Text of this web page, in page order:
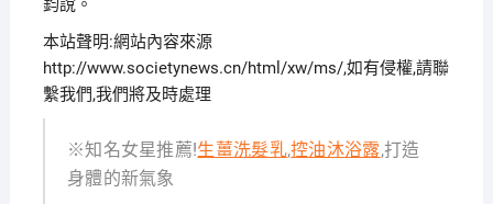
鈞說。
本站聲明:網站內容來源
http://www.societynews.cn/html/xw/ms/,如有侵權,請聯
繫我們,我們將及時處理
※知名女星推薦!生薑洗髮乳,控油沐浴露,打造
身體的新氣象